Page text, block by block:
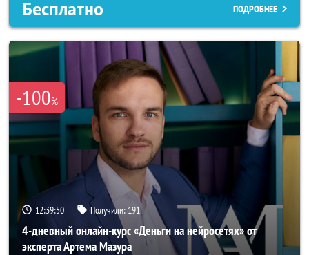
Бесплатно ПОДРОБНЕЕ
-100%
12:39:49 Получили: 191
4-дневный онлайн-курс «Деньги на нейросетях» от
эксперта Артема Мазура